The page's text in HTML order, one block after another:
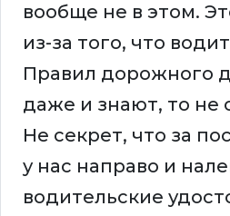
вообще не в этом.
из-за того, что
Правил дорожного
даже и знают, то не
Не секрет, что за
у нас направо и
водительские